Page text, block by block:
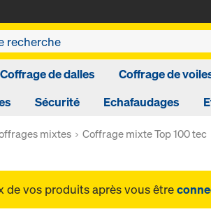
Coffrage de dalles
Coffrage de
Sécurité Echafaudages
mixtes Coffrage mixte Top 100 tec
de vos produits après vous être